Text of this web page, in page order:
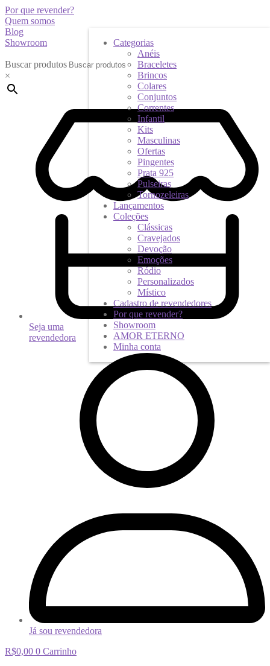
Por que revender?
Quem somos
Blog
Showroom
Buscar produtos
×
Seja uma
revendedora
Já sou revendedora
R$0,00 0 Carrinho
Categorias
Anéis
Braceletes
Brincos
Colares
Conjuntos
Correntes
Infantil
Kits
Masculinas
Ofertas
Pingentes
Prata 925
Pulseiras
Tornozeleiras
Lançamentos
Coleções
Clássicas
Cravejados
Devoção
Emoções
Ródio
Personalizados
Místico
Cadastro de revendedores
Por que revender?
Showroom
AMOR ETERNO
Minha conta